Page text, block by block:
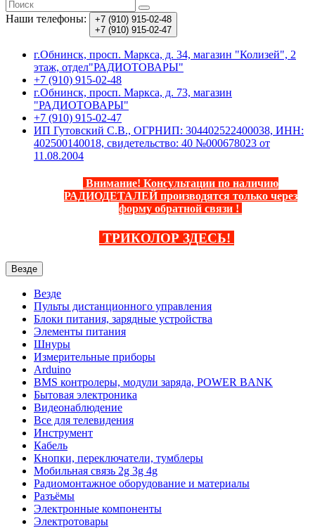
Наши телефоны: +7 (910) 915-02-48
+7 (910) 915-02-47
г.Обнинск, просп. Маркса, д. 34, магазин "Колизей", 2
этаж, отдел"РАДИОТОВАРЫ"
+7 (910) 915-02-48
г.Обнинск, просп. Маркса, д. 73, магазин
"РАДИОТОВАРЫ"
+7 (910) 915-02-47
ИП Гутовский С.В., ОГРНИП: 304402522400038, ИНН:
402500140018, свидетельство: 40 №000678023 от
11.08.2004
Внимание! Консультации по наличию
РАДИОДЕТАЛЕЙ производятся только через
форму обратной связи !
ТРИКОЛОР ЗДЕСЬ!
Везде
Везде
Пульты дистанционного управления
Блоки питания, зарядные устройства
Элементы питания
Шнуры
Измерительные приборы
Arduino
BMS контролеры, модули заряда, POWER BANK
Бытовая электроника
Видеонаблюдение
Все для телевидения
Инструмент
Кабель
Кнопки, переключатели, тумблеры
Мобильная связь 2g 3g 4g
Радиомонтажное оборудование и материалы
Разъёмы
Электронные компоненты
Электротовары